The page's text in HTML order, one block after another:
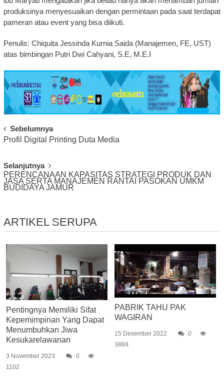
produksinya menyesuaikan dengan permintaan pada saat terdapat
pameran atau event yang bisa diikuti.
Penulis: Chiquita Jessinda Kurnia Saida (Manajemen, FE, UST)
atas bimbingan Putri Dwi Cahyani, S.E, M.E.I
Post
Navigation
Sebelumnya
Profil Digital Printing Duta Media
Selanjutnya
PERENCANAAN KAPASITAS STRATEGI PRODUK DAN
JASA SERTA MANAJEMEN RANTAI PASOKAN UMKM
BUDIDAYA JAMUR
ARTIKEL SERUPA
Pentingnya Memiliki Sifat
Kepemimpinan Yang Dapat
Menumbuhkan Jiwa
Kesukarelawanan
3 November 2023
0
1102
PABRIK TAHU PAK
WAGIRAN
15 Desember 2022
0
3869